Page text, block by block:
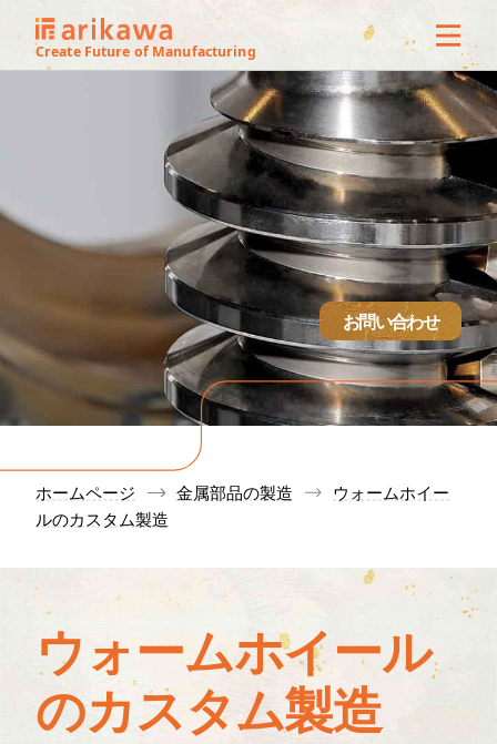
Create Future of Manufacturing 3Dオフ
ス
サービ
製作実
技術紹
設備
お問い合わせ
ホームページ 金属部品の製造
ウォームホイー
ルのカスタム製造
ウォームホイール
のカスタム製造